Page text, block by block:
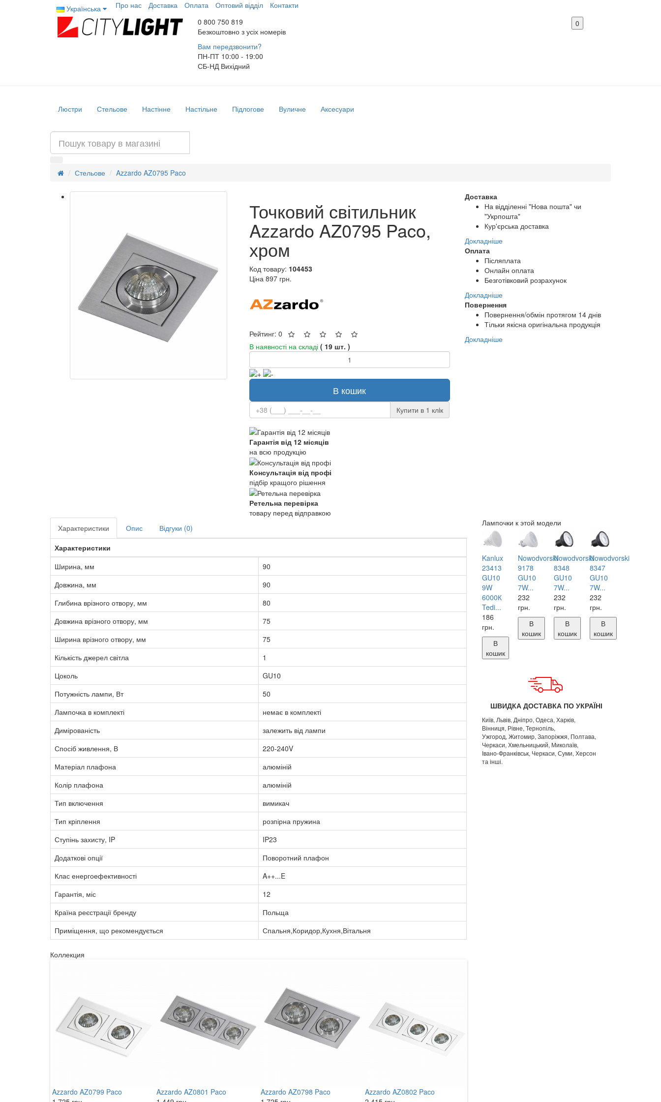
Українська Про нас Доставка Оплата Оптовий відділ
Контакти
0 800 750 819
Безкоштовно з усіх номерів
Вам передзвонити?
ПН-ПТ 10:00 - 19:00
СБ-НДВихідний
0
Люстри Стельове Настінне Настільне Підлогове Вуличне Аксесуари
Стельове Azzardo AZ0795 Paco
Точковий світильник
Azzardo AZ0795 Paco,
хром
Код товару: 104453
Ціна 897 грн.
Рейтинг: 0
В наявності на складі ( 19 шт. )
В кошик
Купити в 1 клiк
Доставка
На відділенні "Нова пошта" чи
"Укрпошта"
Кур'єрська доставка
Докладніше
Оплата
Післяплата
Онлайн оплата
Безготівковий розрахунок
Докладніше
Повернення
Повернення/обмін протягом 14 днів
Тільки якісна оригінальна продукція
Докладніше
Гарантія від 12 місяців
на всю продукцію
Консультація від профі
підбір кращого рішення
Ретельна перевірка
товару перед відправкою
Характеристики
Опис
Відгуки (0)
Характеристики
Ширина, мм
90
Довжина, мм
90
Глибина врізного отвору, мм
80
Довжина врізного отвору, мм
75
Ширина врізного отвору, мм
75
Кількість джерел світла
1
Цоколь
GU10
Потужність лампи, Вт
50
Лампочка в комплекті
немає в комплекті
Димірованість
залежить від лампи
Спосіб живлення, В
220-240V
Матеріал плафона
алюміній
Колір плафона
алюміній
Тип включення
вимикач
Тип кріплення
розпірна пружина
Ступінь захисту, IP
IP23
Додаткові опції
Поворотний плафон
Клас енергоефективності
A++...E
Гарантія, міс
12
Країна реєстрації бренду
Польща
Приміщення, що рекомендується
Спальня,Коридор,Кухня,Вітальня
Коллекция
Azzardo AZ0799 Paco
Azzardo AZ0801 Paco
Azzardo AZ0798 Paco
Azzardo AZ0802 Paco
Лампочки к этой модели
Kanlux
23413
GU10
9W
6000К
Tedi...
186
грн.
В
кошик
Nowodvorski
9178
GU10
7W...
232
грн.
В
кошик
Nowodvorski
8348
GU10
7W...
232
грн.
В
кошик
Nowodvorski
8347
GU10
7W...
232
грн.
В
кошик
ШВИДКА ДОСТАВКА ПО УКРАЇНІ
Київ, Львів, Дніпро, Одеса, Харків,
Вінниця, Рівне, Тернопіль,
Ужгород, Житомир, Запоріжжя, Полтава,
Черкаси, Хмельницький, Миколаїв,
Івано-Франківськ, Черкаси, Суми, Херсон
та інші.